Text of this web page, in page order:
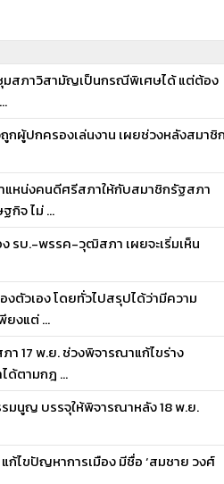
ชุมสภาวิสามัญเป็นกรณีพิเศษได้ แต่ต้อง
ผู้ปกครองเล่นงาน เผยช่วงหลังสมาชิก
แหน่งคนดีศรีสภาให้กับสมาชิกรัฐสภา
กิจ ไม่ ...
รบ.-พรรค-วุฒิสภา เผยจะเริ่มเห็น
ตัวเอง โดยทั่วไปสรุปได้ว่ามีความ
ยงแต่ ...
17 พ.ย. ช่วงพิจารณาแก้ไขร่าง
ด้ตามกฎ ...
มนูญ บรรจุให้พิจารณาหลัง 18 พ.ย.
ก้ไขปัญหาการเมือง มีชื่อ ‘สมชาย วงศ์